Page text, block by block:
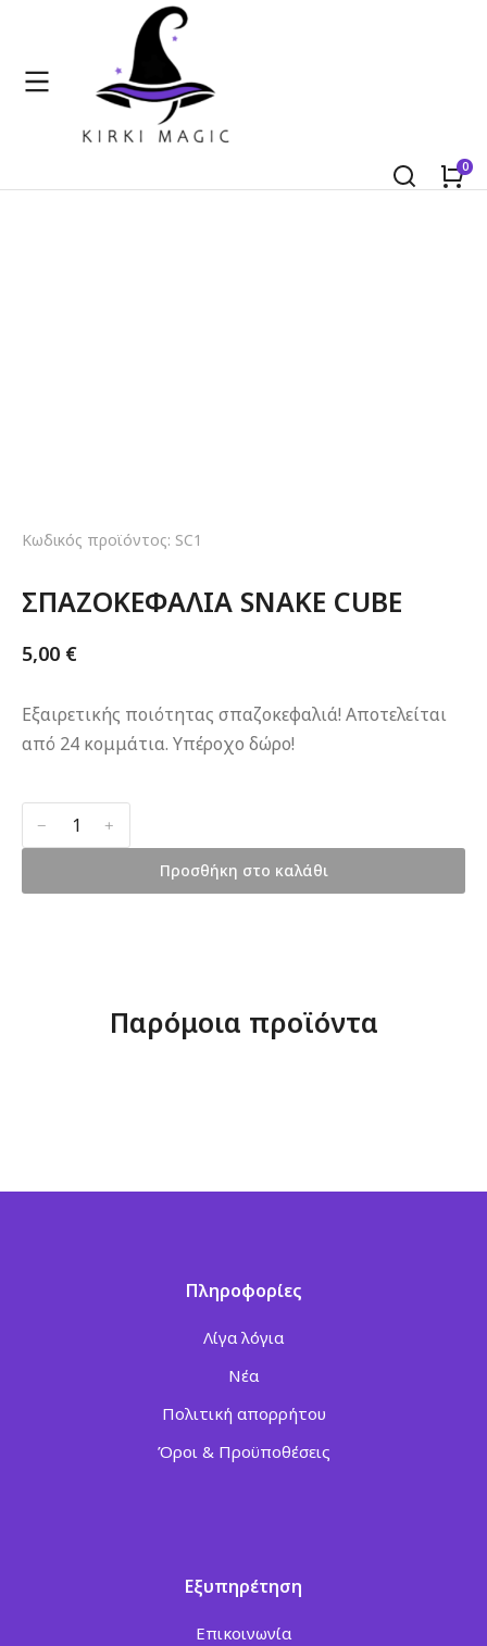
Κωδικός προϊόντος: SC1
ΣΠΑΖΟΚΕΦΑΛΙΑ SNAKE CUBE
5,00 €
Εξαιρετικής ποιότητας σπαζοκεφαλιά! Αποτελείται
από 24 κομμάτια. Υπέροχο δώρο!
﹣ ﹢
Προσθήκη στο καλάθι
Παρόμοια προϊόντα
Πληροφορίες
Λίγα λόγια
Νέα
Πολιτική απορρήτου
Όροι & Προϋποθέσεις
Εξυπηρέτηση
Επικοινωνία